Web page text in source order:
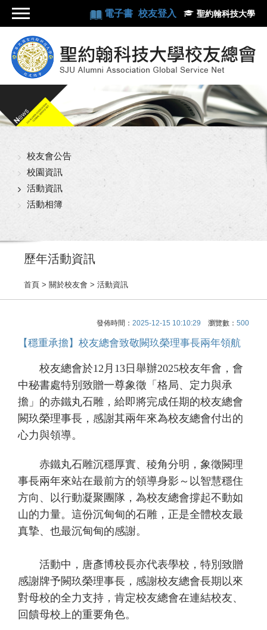
電子書 校友登入 聖約翰科技大學
校友會公告
校園資訊
活動資訊
活動相簿
歷年活動資訊
首頁 > 關於校友會 > 活動資訊
發佈時間： 2025-12-15 10:10:29 瀏覽數： 500
【穩重承擔】校友總會致敬闕玖榮理事長兩年領航
校友總會於12月13日舉辦2025校友年會，會
中秘書處特別致贈一尊象徵「格局、定力與承
擔」的赤鐵丸石雕，給即將完成任期的校友總會
闕玖榮理事長，感謝其兩年來為校友總會付出的
心力與領導。
赤鐵丸石雕沉穩厚實、稜角分明，象徵闕理
事長兩年來站在最前方的領導身影～以智慧穩住
方向、以行動凝聚團隊，為校友總會撐起不動如
山的力量。這份沉甸甸的石雕，正是全體校友最
真摯、也最沉甸甸的感謝。
活動中，唐彥博校長亦代表學校，特別致贈
感謝牌予闕玖榮理事長，感謝校友總會長期以來
對母校的全力支持，肯定校友總會在連結校友、
回饋母校上的重要角色。